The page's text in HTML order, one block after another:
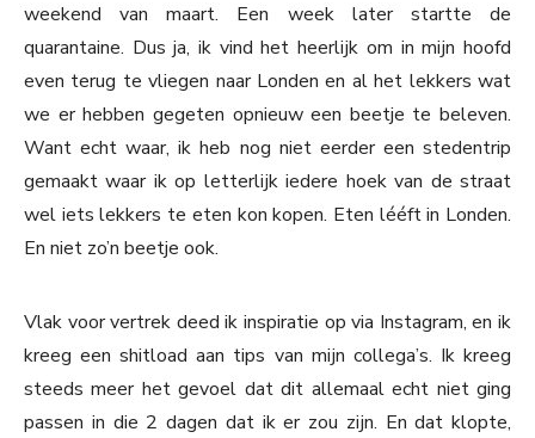
weekend van maart. Een week later startte de
quarantaine. Dus ja, ik vind het heerlijk om in mijn hoofd
even terug te vliegen naar Londen en al het lekkers wat
we er hebben gegeten opnieuw een beetje te beleven.
Want echt waar, ik heb nog niet eerder een stedentrip
gemaakt waar ik op letterlijk iedere hoek van de straat
wel iets lekkers te eten kon kopen. Eten lééft in Londen.
En niet zo’n beetje ook.
Vlak voor vertrek deed ik inspiratie op via Instagram, en ik
kreeg een shitload aan tips van mijn collega’s. Ik kreeg
steeds meer het gevoel dat dit allemaal echt niet ging
passen in die 2 dagen dat ik er zou zijn. En dat klopte,